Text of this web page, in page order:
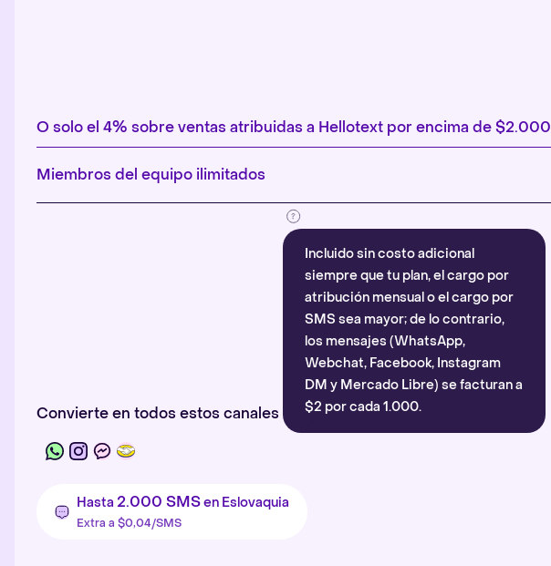
O solo el 4% sobre ventas atribuidas a Hellotext por encima de $2.000
Miembros del equipo ilimitados
Convierte en todos estos canales
Incluido sin costo adicional
siempre que tu plan, el cargo por
atribución mensual o el cargo por
SMS sea mayor; de lo contrario,
los mensajes (WhatsApp,
Webchat, Facebook, Instagram
DM y Mercado Libre) se facturan a
$2 por cada 1.000.
Hasta 2.000 SMSen Eslovaquia
Extra a $0,04/SMS